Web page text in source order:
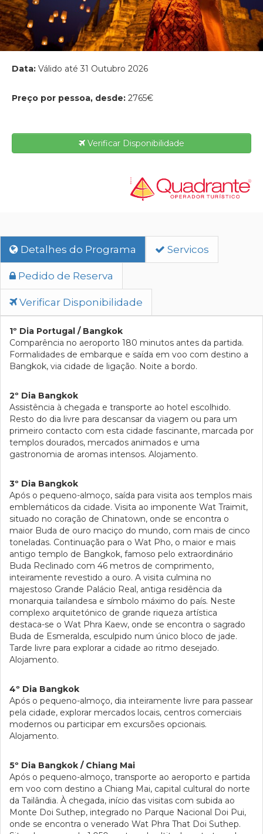
Data: Válido até 31 Outubro 2026
Preço por pessoa, desde: 2765€
Verificar Disponibilidade
Detalhes do Programa Servicos
Pedido de Reserva
Verificar Disponibilidade
1º Dia Portugal / Bangkok
Comparência no aeroporto 180 minutos antes da partida.
Formalidades de embarque e saída em voo com destino a
Bangkok, via cidade de ligação. Noite a bordo.
2º Dia Bangkok
Assistência à chegada e transporte ao hotel escolhido.
Resto do dia livre para descansar da viagem ou para um
primeiro contacto com esta cidade fascinante, marcada por
templos dourados, mercados animados e uma
gastronomia de aromas intensos. Alojamento.
3º Dia Bangkok
Após o pequeno-almoço, saída para visita aos templos mais
emblemáticos da cidade. Visita ao imponente Wat Traimit,
situado no coração de Chinatown, onde se encontra o
maior Buda de ouro maciço do mundo, com mais de cinco
toneladas. Continuação para o Wat Pho, o maior e mais
antigo templo de Bangkok, famoso pelo extraordinário
Buda Reclinado com 46 metros de comprimento,
inteiramente revestido a ouro. A visita culmina no
majestoso Grande Palácio Real, antiga residência da
monarquia tailandesa e símbolo máximo do país. Neste
complexo arquitetónico de grande riqueza artística
destaca-se o Wat Phra Kaew, onde se encontra o sagrado
Buda de Esmeralda, esculpido num único bloco de jade.
Tarde livre para explorar a cidade ao ritmo desejado.
Alojamento.
4º Dia Bangkok
Após o pequeno-almoço, dia inteiramente livre para passear
pela cidade, explorar mercados locais, centros comerciais
modernos ou participar em excursões opcionais.
Alojamento.
5º Dia Bangkok / Chiang Mai
Após o pequeno-almoço, transporte ao aeroporto e partida
em voo com destino a Chiang Mai, capital cultural do norte
da Tailândia. À chegada, início das visitas com subida ao
Monte Doi Suthep, integrado no Parque Nacional Doi Pui,
onde se encontra o venerado Wat Phra That Doi Suthep.